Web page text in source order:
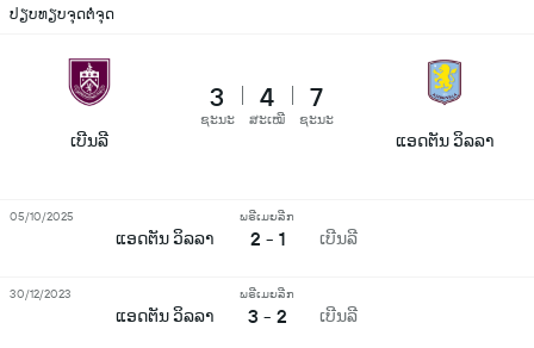
ປຽບທຽບຈຸດຕໍ່ຈຸດ
ເບີນລີ
3
ຊະນະ
4
ສະເໝີ
7
ຊະນະ
ແອດຕັນ ວິລລາ
ແອດຕັນ ວິລລາ
ພຣີເມຍລີກ
2 - 1 ເບີນລີ
05/10/2025
ແອດຕັນ ວິລລາ
ພຣີເມຍລີກ
3 - 2 ເບີນລີ
30/12/2023